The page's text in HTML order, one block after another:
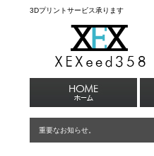
3Dプリントサービス承ります
重要なお知らせ。